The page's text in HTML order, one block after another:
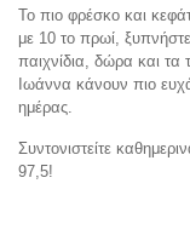
To πιο φρέσκο και
με 10 το πρωί,
παιχνίδια, δώρα και
Ιωάννα κάνουν πιο
ημέρας.
Συντονιστείτε
97,5!